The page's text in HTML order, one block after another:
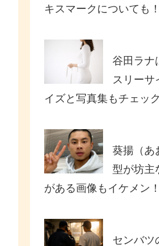
キスマークについても！
谷田ラナ
スリーサ
イズと写真集もチェック
葵揚（あ
型が坊主
がある画像もイケメン！
センバツ